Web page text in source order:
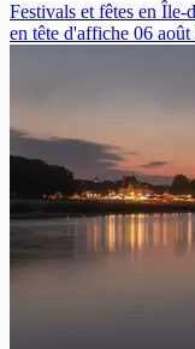
Festivals et fêtes en Île-
en tête d'affiche 06 août